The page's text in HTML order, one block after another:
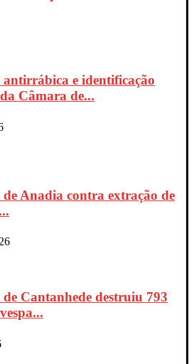
antirrábica e identificação
Câmara de...
Anadia contra extração de
Cantanhede destruiu 793